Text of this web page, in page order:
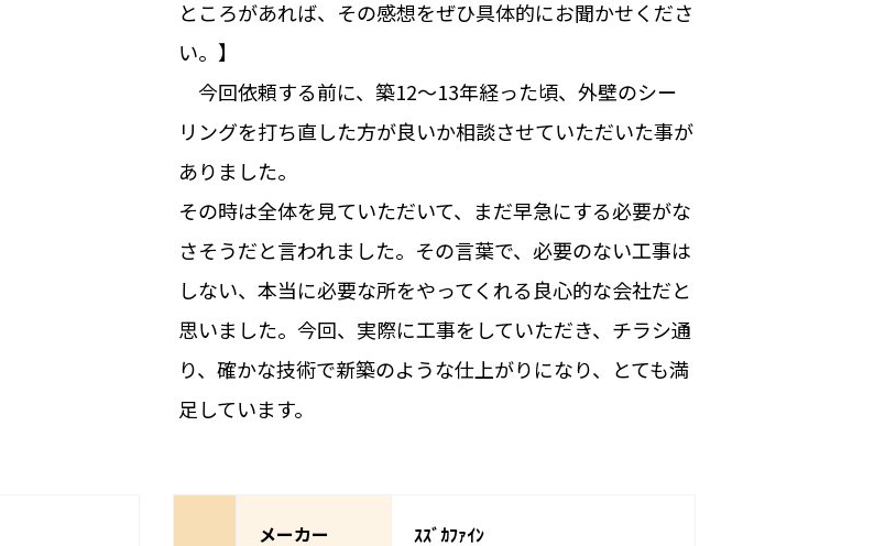
ところがあれば、その感想をぜひ具体的にお聞かせくださ
い。】
今回依頼する前に、築12～13年経った頃、外壁のシー
リングを打ち直した方が良いか相談させていただいた事が
ありました。
その時は全体を見ていただいて、まだ早急にする必要がな
さそうだと言われました。その言葉で、必要のない工事は
しない、本当に必要な所をやってくれる良心的な会社だと
思いました。今回、実際に工事をしていただき、チラシ通
り、確かな技術で新築のような仕上がりになり、とても満
足しています。
メーカー ｽｽﾞｶﾌｧｲﾝ